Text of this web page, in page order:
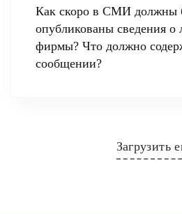
Как скоро в СМИ должны
опубликованы сведения о
фирмы? Что должно
сообщении?
Загрузить